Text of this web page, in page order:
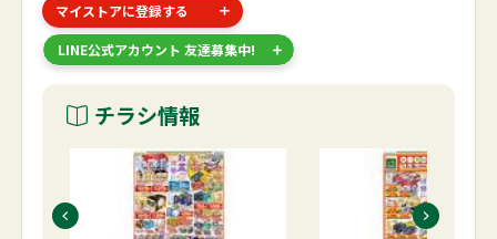
マイストアに登録する
LINE公式アカウント 友達募集中!
チラシ情報